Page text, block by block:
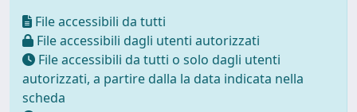
File accessibili da tutti
File accessibili dagli utenti autorizzati
File accessibili da tutti o solo dagli utenti
autorizzati, a partire dalla la data indicata nella
scheda